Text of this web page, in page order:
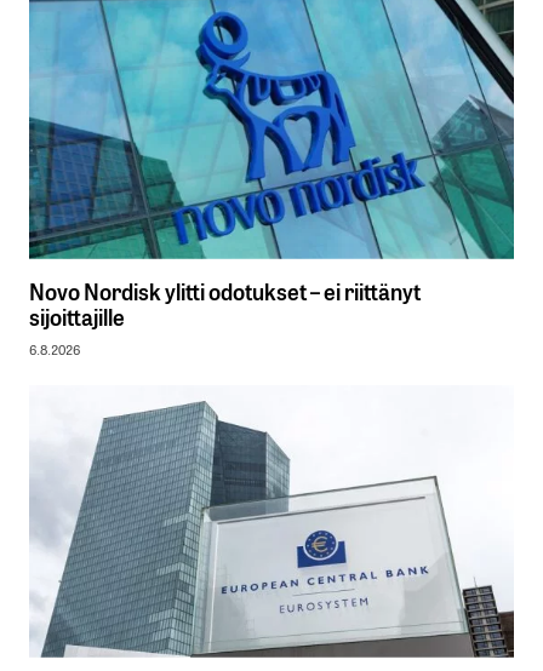
Novo Nordisk ylitti odotukset – ei riittänyt
sijoittajille
6.8.2026